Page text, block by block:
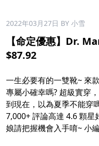
2022年03月27日 BY 小雪
【命定優惠】Dr.
$87.92​
一生必要有的一雙靴~ 來
專屬小確幸嗎? 超級實穿
到現在，以為夏季不能穿
7,000+ 評論高達 4.6 顆星
娘請把握機會入手唷~ 小